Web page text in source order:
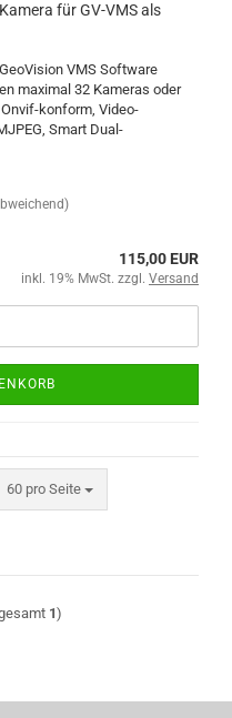
für GV-VMS als
VMS Software
maximal 32 Kameras oder
konform, Video-
Smart Dual-
115,00 EUR
inkl. 19% MwSt. zzgl. Versand
60 pro Seite
pro Seite
1)